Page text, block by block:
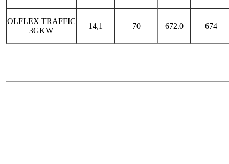
OLFLEX TRAFFIC
3GKW
14,1 70 672.0 674